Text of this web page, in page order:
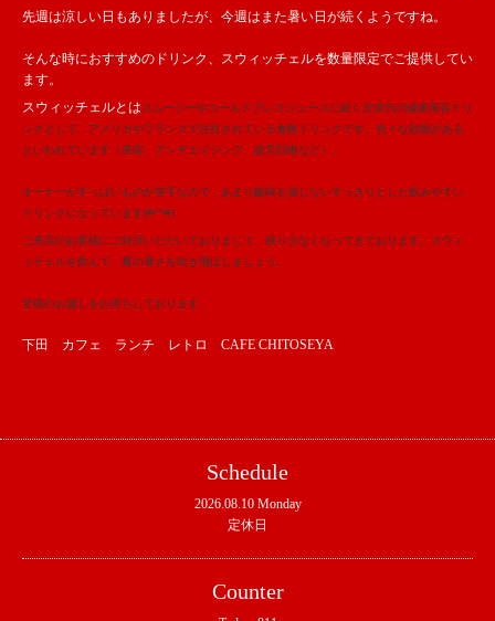
先週は涼しい日もありましたが、今週はまた暑い日が続くようですね。
そんな時におすすめのドリンク、スウィッチェルを数量限定でご提供してい
ます。
スウィッチェルとはスムージーやコールドプレスジュースに続く次世代の健康美容ドリ
ンクとして、アメリカやフランスで注目されている食酢ドリンクです。色々な効能がある
といわれています（美容、アンチエイジング、疲労回復など）。
オーナーがすっぱいものが苦手なので、あまり酸味を感じないすっきりとした飲みやすい
ドリンクになっています(#^^#)
ご来店のお客様にご好評いただいておりまして、残り少なくなってきております。スウィ
ッチェルを飲んで、夏の暑さを吹き飛ばしましょう。
皆様のお越しをお待ちしております。
下田 カフェ ランチ レトロ CAFE CHITOSEYA
Schedule
2026.08.10 Monday
定休日
Counter